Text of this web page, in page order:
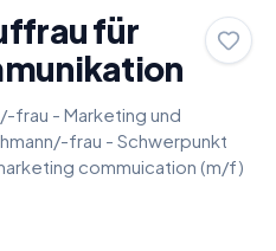
für
frau - Marketing und
frau - Schwerpunkt
commuication (m/f)